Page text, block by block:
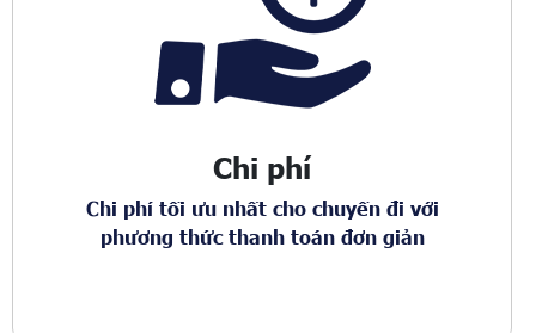
Chi phí
Chi phí tối ưu nhất cho chuyến đi với
phương thức thanh toán đơn giản